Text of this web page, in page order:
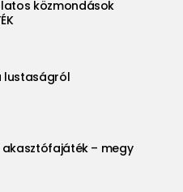
közmondások
lustaságról
– megy